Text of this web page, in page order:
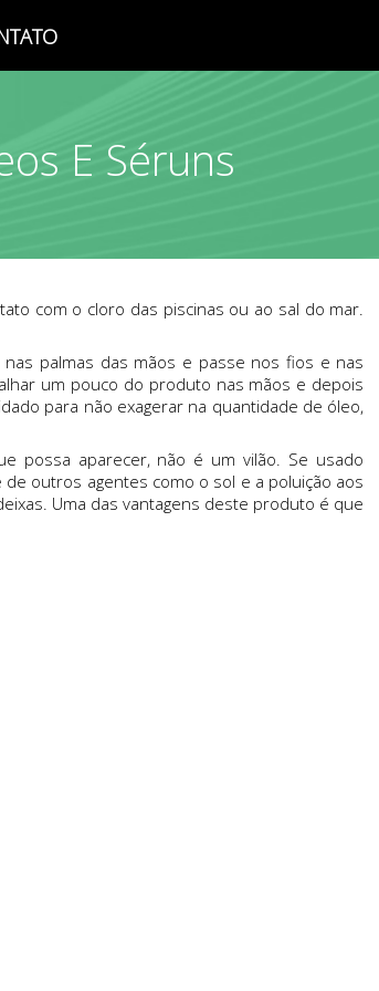
E Séruns
com o cloro das piscinas ou ao sal do mar.
palmas das mãos e passe nos fios e nas
um pouco do produto nas mãos e depois
para não exagerar na quantidade de óleo,
possa aparecer, não é um vilão. Se usado
outros agentes como o sol e a poluição aos
Uma das vantagens deste produto é que